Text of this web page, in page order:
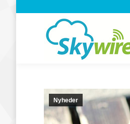
Nyheder